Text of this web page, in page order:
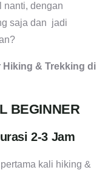
nanti, dengan
saja dan jadi
Hiking & Trekking di
BEGINNER
2-3 Jam
kali hiking &